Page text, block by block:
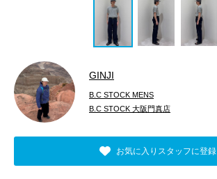
GINJI
B.C STOCK MENS
B.C STOCK 大阪門真店
お気に入りスタッフに登録